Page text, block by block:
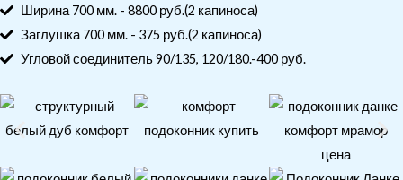
Ширина 700 мм. - 8800 руб.(2 капиноса)
Заглушка 700 мм. - 375 руб.(2 капиноса)
Угловой соединитель 90/135, 120/180.-400 руб.